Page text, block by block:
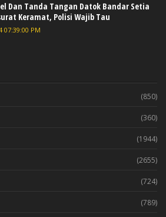
Dan Tanda Tangan Datok Bandar Setia
Keramat, Polisi Wajib Tau
07:39:00 PM
(850)
(360)
(1944)
(2655)
(724)
(789)